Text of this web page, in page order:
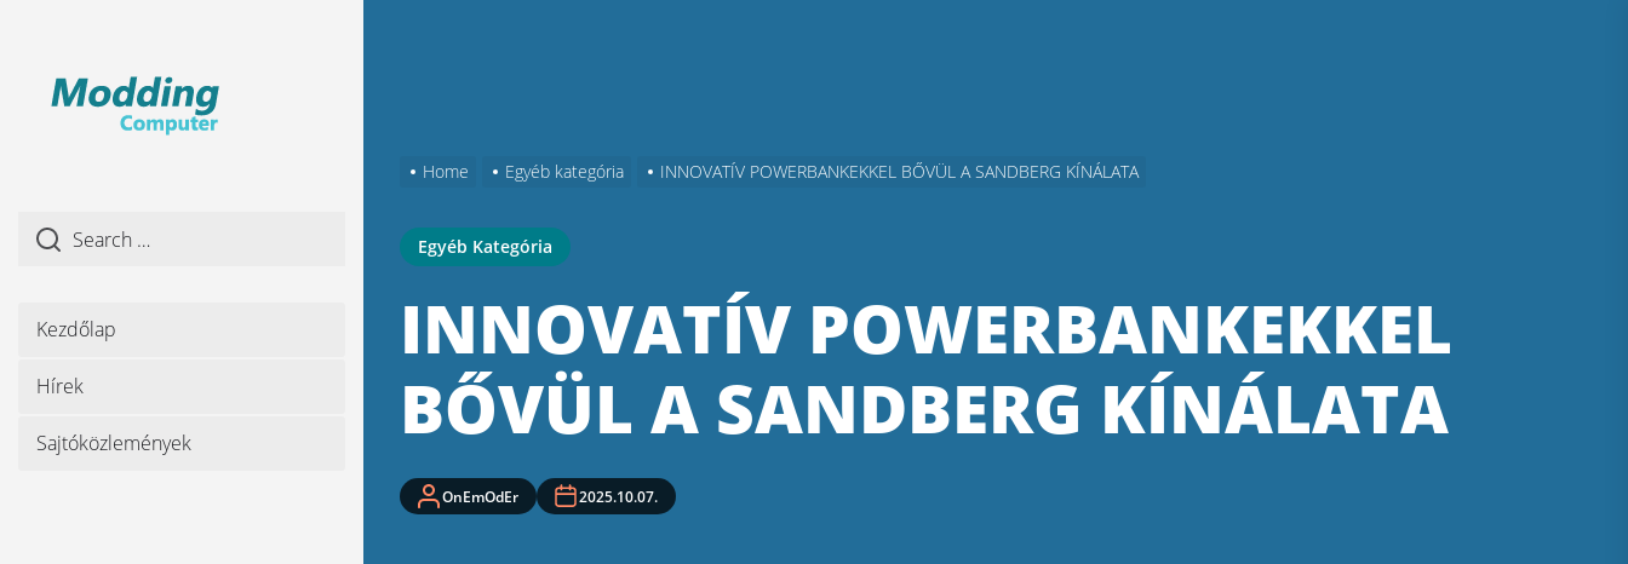
Kezdőlap
Hírek
Sajtóközlemények
Home Egyéb kategória INNOVATÍV POWERBANKEKKEL BŐVÜL A SANDBERG KÍNÁLATA
Egyéb Kategória
INNOVATÍV POWERBANKEKKEL
BŐVÜL A SANDBERG KÍNÁLATA
OnEmOdEr 2025.10.07.